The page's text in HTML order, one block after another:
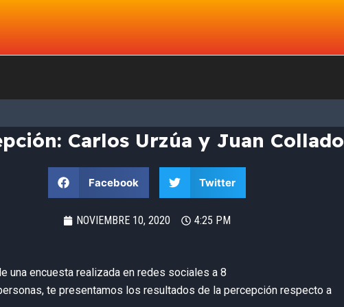
Carlos Urzúa y Juan Collado
Facebook Twitter
NOVIEMBRE 10, 2020 4:25 PM
una encuesta realizada en redes sociales a 8
te presentamos los resultados de la percepción respecto a